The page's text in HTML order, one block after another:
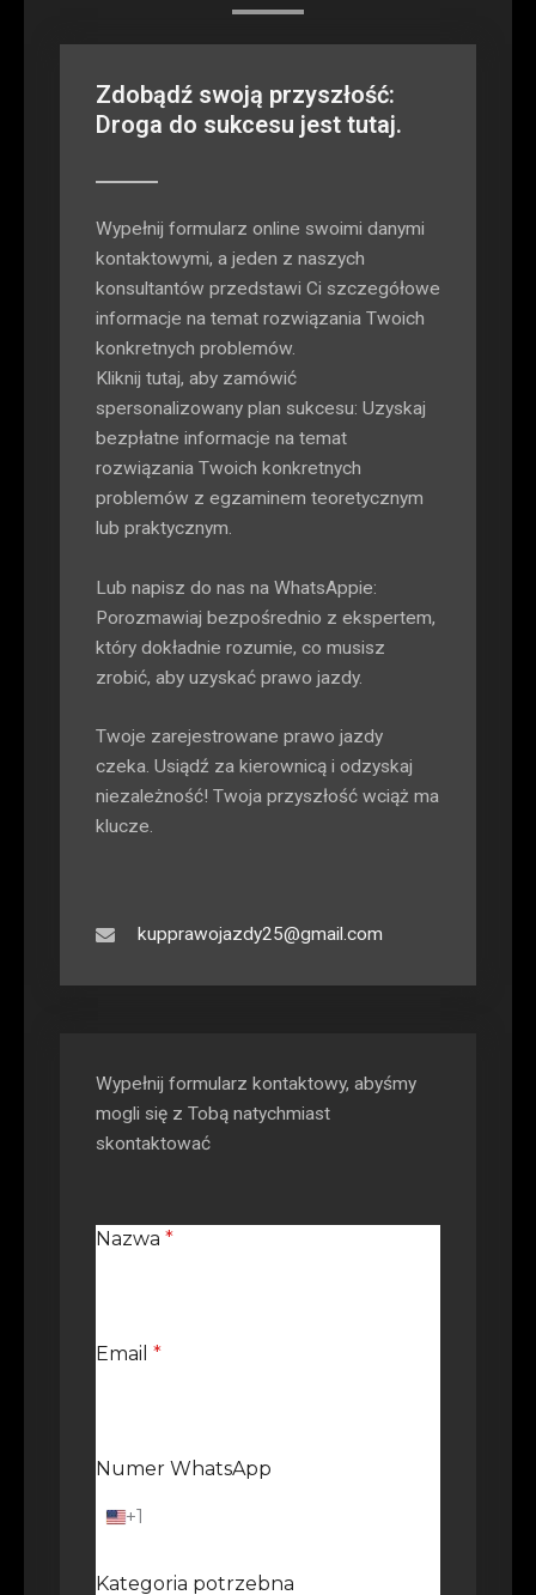
Zdobądź swoją przyszłość:
Droga do sukcesu jest tutaj.
Wypełnij formularz online swoimi danymi
kontaktowymi, a jeden z naszych
konsultantów przedstawi Ci szczegółowe
informacje na temat rozwiązania Twoich
konkretnych problemów.
Kliknij tutaj, aby zamówić
spersonalizowany plan sukcesu: Uzyskaj
bezpłatne informacje na temat
rozwiązania Twoich konkretnych
problemów z egzaminem teoretycznym
lub praktycznym.
Lub napisz do nas na WhatsAppie:
Porozmawiaj bezpośrednio z ekspertem,
który dokładnie rozumie, co musisz
zrobić, aby uzyskać prawo jazdy.
Twoje zarejestrowane prawo jazdy
czeka. Usiądź za kierownicą i odzyskaj
niezależność! Twoja przyszłość wciąż ma
klucze.
kupprawojazdy25@gmail.com
Wypełnij formularz kontaktowy, abyśmy
mogli się z Tobą natychmiast
skontaktować
Nazwa *
Email *
Numer WhatsApp
U
t
+1
Kategoria potrzebna